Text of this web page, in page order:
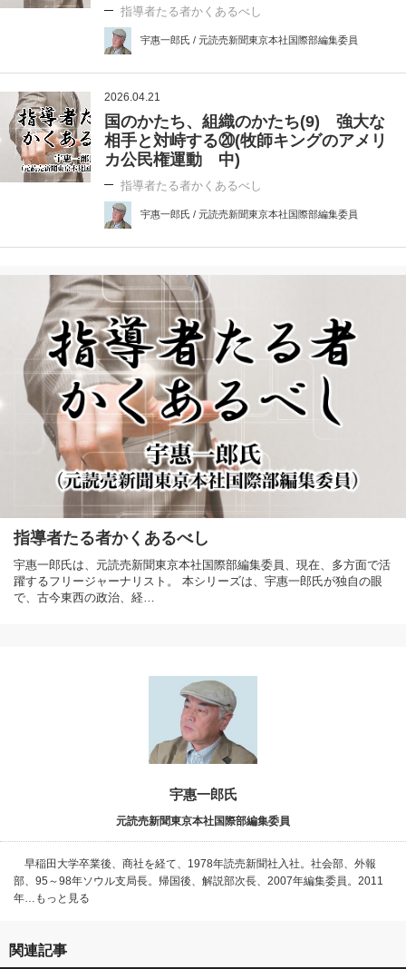
指導者たる者かくあるべし
宇惠一郎氏 / 元読売新聞東京本社国際部編集委員
2026.04.21
国のかたち、組織のかたち(9) 強大な
相手と対峙する⑳(牧師キングのアメリ
カ公民権運動 中)
指導者たる者かくあるべし
宇惠一郎氏 / 元読売新聞東京本社国際部編集委員
指導者たる者かくあるべし
宇惠一郎氏は、元読売新聞東京本社国際部編集委員、現在、多方面で活
躍するフリージャーナリスト。 本シリーズは、宇惠一郎氏が独自の眼
で、古今東西の政治、経…
宇惠一郎氏
元読売新聞東京本社国際部編集委員
早稲田大学卒業後、商社を経て、1978年読売新聞社入社。社会部、外報
部、95～98年ソウル支局長。帰国後、解説部次長、2007年編集委員。2011
年…もっと見る
関連記事